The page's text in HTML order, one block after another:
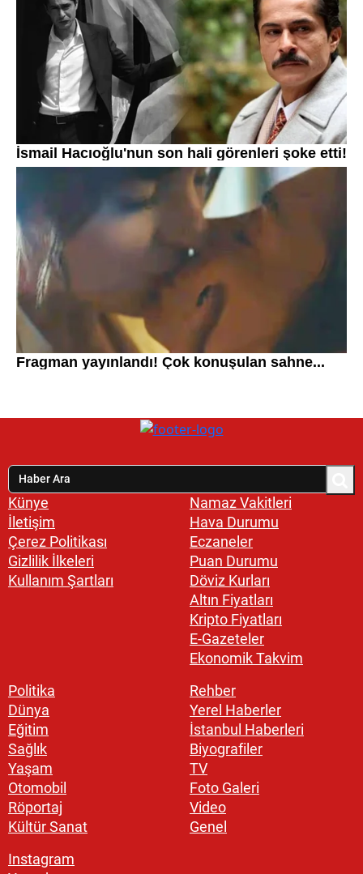
Künye
İletişim
Çerez Politikası
Gizlilik İlkeleri
Kullanım Şartları
Namaz Vakitleri
Hava Durumu
Eczaneler
Puan Durumu
Döviz Kurları
Altın Fiyatları
Kripto Fiyatları
E-Gazeteler
Ekonomik Takvim
Politika
Dünya
Eğitim
Sağlık
Yaşam
Otomobil
Röportaj
Kültür Sanat
Rehber
Yerel Haberler
İstanbul Haberleri
Biyografiler
TV
Foto Galeri
Video
Genel
Instagram